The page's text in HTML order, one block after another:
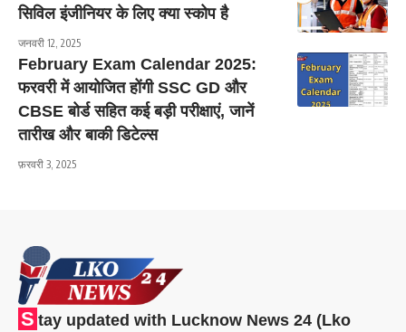
सिविल इंजीनियर के लिए क्या स्कोप है
जनवरी 12, 2025
February Exam Calendar 2025:
फरवरी में आयोजित होंगी SSC GD और
CBSE बोर्ड सहित कई बड़ी परीक्षाएं, जानें
तारीख और बाकी डिटेल्स
फ़रवरी 3, 2025
S tay updated with Lucknow News 24 (Lko